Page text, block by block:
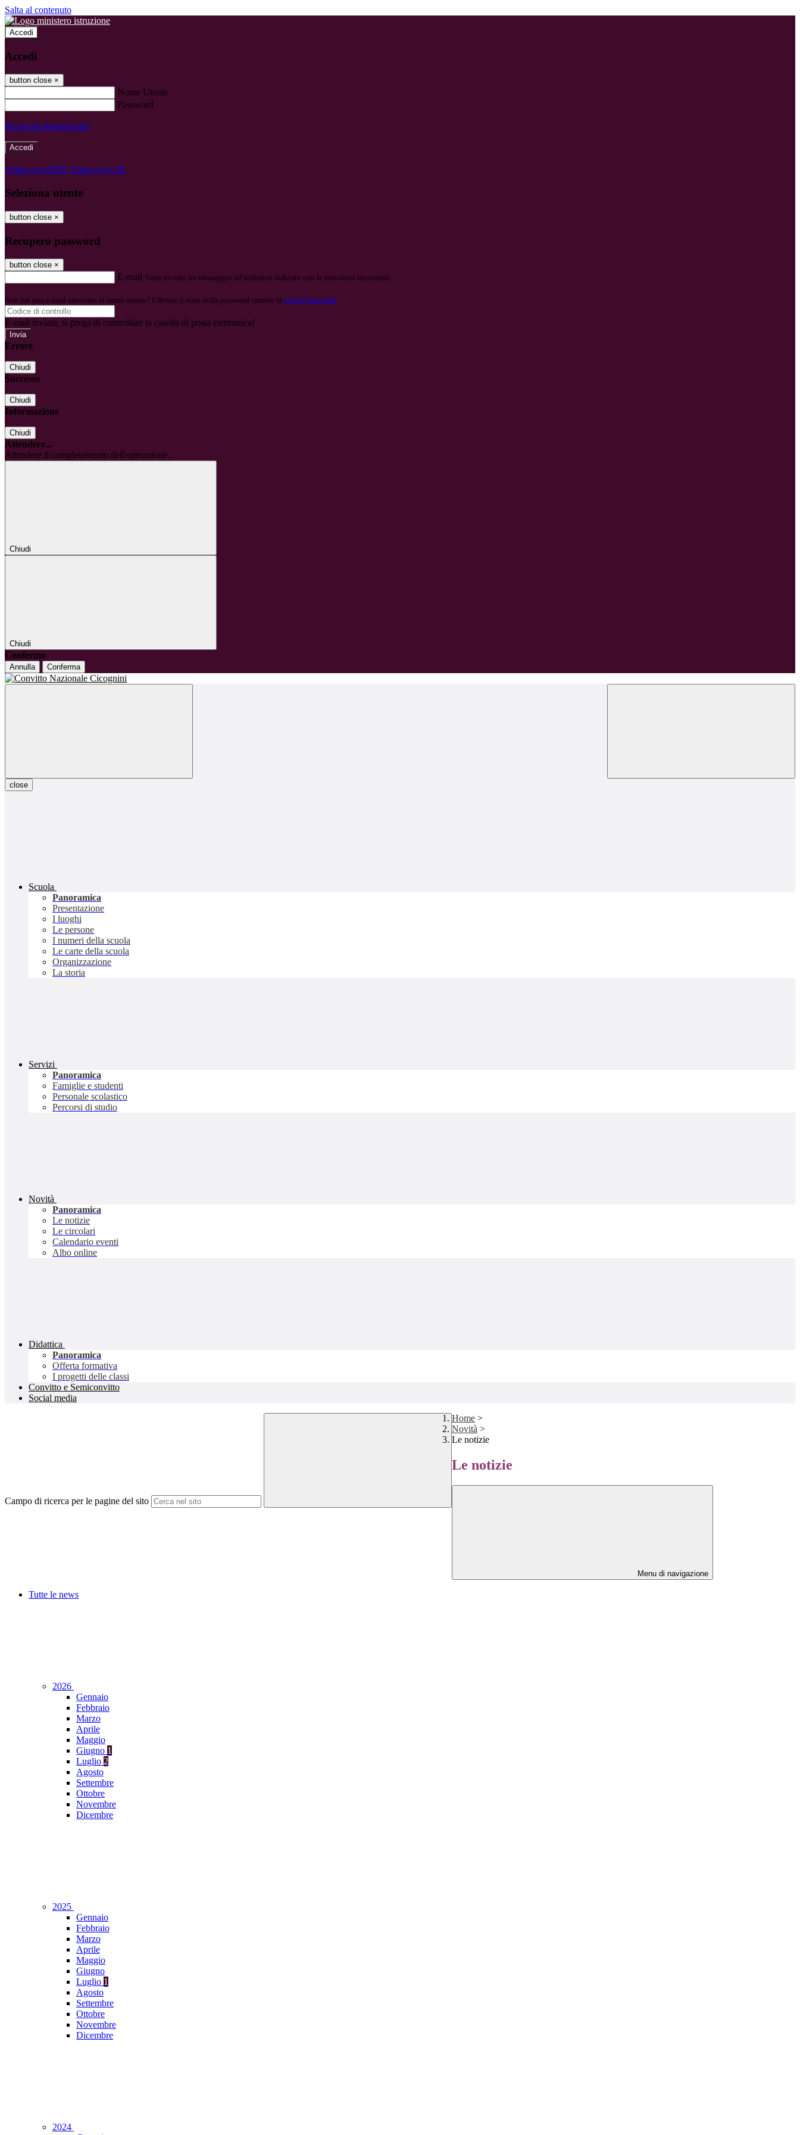
Salta al contenuto
Accedi
Accedi
button close ×
Nome Utente
Password
Password dimenticata?
-
Entra con SPID Entra con CIE
Seleziona utente
button close ×
Recupero password
button close ×
E-mail Verrà inviato un messaggio all'indirizzo indicato con le istruzioni necessarie.
Non hai una e-mail associata al nome utente? Effettua il reset della password tramite la Login Spaggiari
E-mail inviata, si prega di controllare la casella di posta elettronica!
Errore
Chiudi
Successo
Chiudi
Informazione
Chiudi
Attendere...
Attendere il completamento dell'operazione...
Chiudi
Chiudi
Conferma
Annulla Conferma
close
Scuola
Panoramica
Presentazione
I luoghi
Le persone
I numeri della scuola
Le carte della scuola
Organizzazione
La storia
Servizi
Panoramica
Famiglie e studenti
Personale scolastico
Percorsi di studio
Novità
Panoramica
Le notizie
Le circolari
Calendario eventi
Albo online
Didattica
Panoramica
Offerta formativa
I progetti delle classi
Convitto e Semiconvitto
Social media
Campo di ricerca per le pagine del sito
Home >
Novità >
Le notizie
Le notizie
Menu di navigazione
Tutte le news
2026
Gennaio
Febbraio
Marzo
Aprile
Maggio
Giugno 1
Luglio 2
Agosto
Settembre
Ottobre
Novembre
Dicembre
2025
Gennaio
Febbraio
Marzo
Aprile
Maggio
Giugno
Luglio 1
Agosto
Settembre
Ottobre
Novembre
Dicembre
2024